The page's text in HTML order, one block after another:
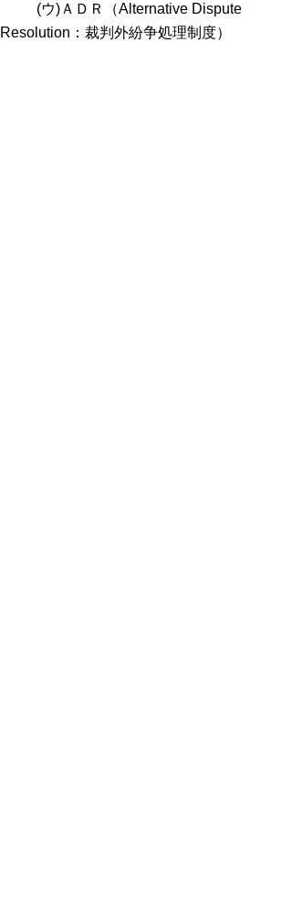
(ウ)ＡＤＲ（Alternative Dispute
Resolution：裁判外紛争処理制度）